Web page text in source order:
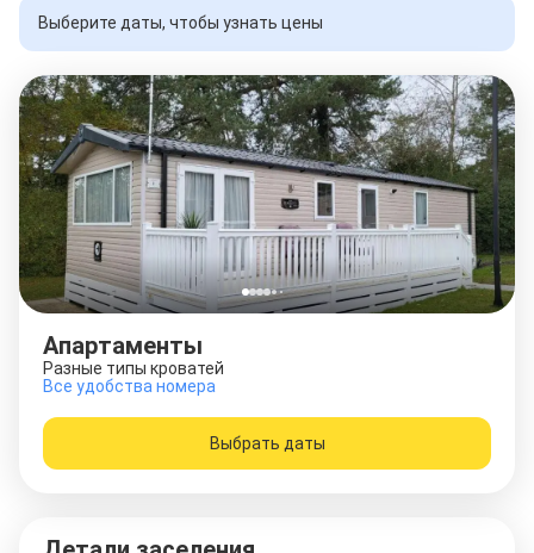
Выберите даты, чтобы узнать цены
Апартаменты
Разные типы кроватей
Все удобства номера
Выбрать даты